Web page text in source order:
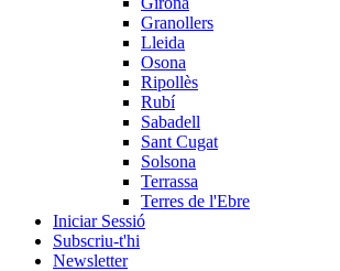
Granollers
Lleida
Osona
Ripollès
Rubí
Sabadell
Sant Cugat
Solsona
Terrassa
Terres de l'Ebre
Iniciar Sessió
Subscriu-t'hi
Newsletter